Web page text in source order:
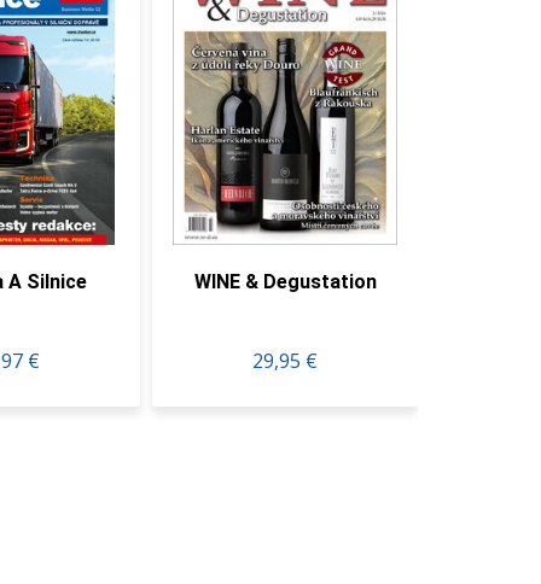
WINE & Degustation
29,95 €